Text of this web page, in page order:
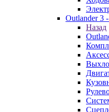
Outlander 3
Назад